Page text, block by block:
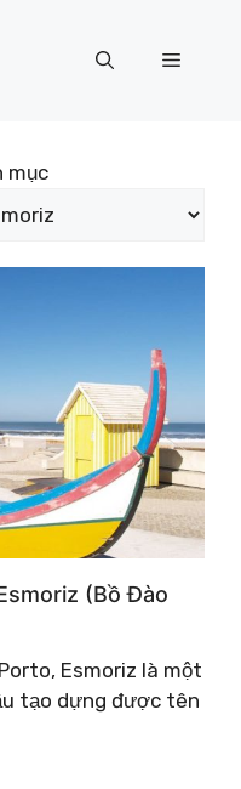
Menu
mục
(Bồ Đào
Esmoriz là một
tạo dựng được tên